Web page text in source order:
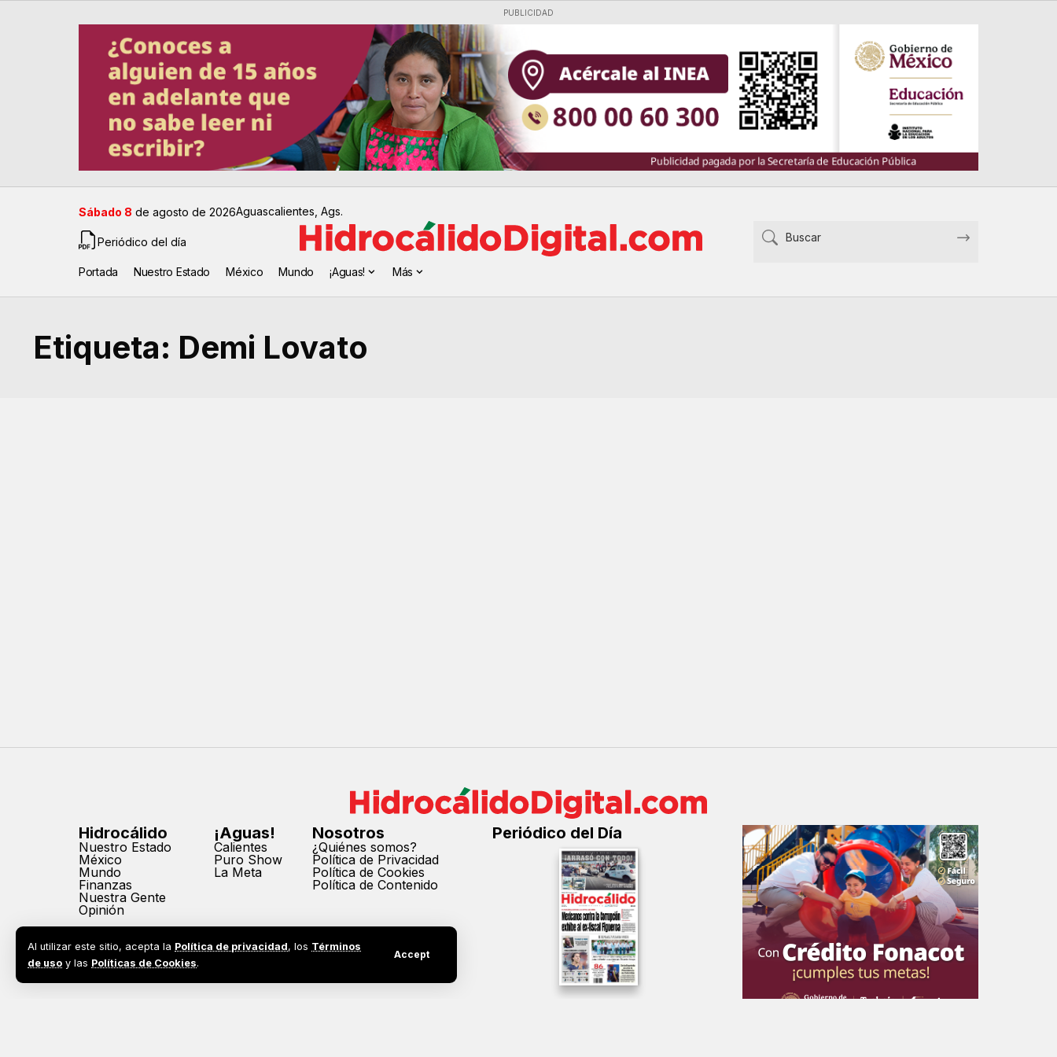
Al utilizar este sitio, acepta la Política de privacidad, los Términos
de uso y las Políticas de Cookies.
Accept
PUBLICIDAD
Sábado 8 de agosto de 2026Aguascalientes, Ags.
Periódico del día
Portada Nuestro Estado México Mundo ¡Aguas! Más
Etiqueta: Demi Lovato
Hidrocálido
Nuestro Estado
México
Mundo
Finanzas
Nuestra Gente
Opinión
¡Aguas!
Calientes
Puro Show
La Meta
Nosotros
¿Quiénes somos?
Política de Privacidad
Política de Cookies
Política de Contenido
Periódico del Día